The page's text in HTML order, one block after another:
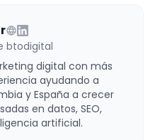
btodigital
digital con más
ayudando a
y España a crecer
en datos, SEO,
artificial.